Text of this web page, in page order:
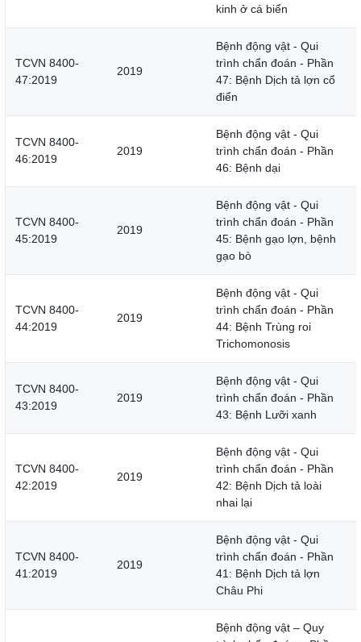
kinh ở cá biển
TCVN 8400-
47:2019
2019
Bệnh động vật - Qui
trình chẩn đoán - Phần
47: Bệnh Dịch tả lợn cổ
điển
TCVN 8400-
46:2019
2019
Bệnh động vật - Qui
trình chẩn đoán - Phần
46: Bệnh dại
TCVN 8400-
45:2019
2019
Bệnh động vật - Qui
trình chẩn đoán - Phần
45: Bệnh gạo lợn, bệnh
gạo bò
TCVN 8400-
44:2019
2019
Bệnh động vật - Qui
trình chẩn đoán - Phần
44: Bệnh Trùng roi
Trichomonosis
TCVN 8400-
43:2019
2019
Bệnh động vật - Qui
trình chẩn đoán - Phần
43: Bệnh Lưỡi xanh
TCVN 8400-
42:2019
2019
Bệnh động vật - Qui
trình chẩn đoán - Phần
42: Bệnh Dịch tả loài
nhai lại
TCVN 8400-
41:2019
2019
Bệnh động vật - Qui
trình chẩn đoán - Phần
41: Bệnh Dịch tả lợn
Châu Phi
Bệnh động vật – Quy